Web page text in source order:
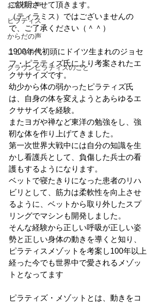
お客様の声
ピラティス
からだの声
こころの声
クラウンピラティスのこと
ご説明させて頂きます。
（ティラミス）ではございませんの
で、ご了承ください（＾＾）
1900年代初頭にドイツ生まれのジョセ
フ・ピラティズ氏により考案されたエ
クササイズです。
幼少から体の弱かったピラティズ氏
は、自身の体を変えようとあらゆるエ
クササイズを経験。
またヨガや禅など東洋の勉強をし、強
靭な体を作り上げてきました。
第一次世界大戦中には自分の知識を生
かし看護兵として、負傷した兵士の看
護もするようになります。
ベットで寝たきりになった患者のリハ
ビリとして、筋力は柔軟性を向上させ
るように、ベットから取り外したスプ
リングでマシンも開発しました。
そんな経験から正しい呼吸が正しい姿
勢と正しい身体の動きを導くと知り、
ピラティスメゾットを考案し100年以上
経った今でも世界中で愛されるメゾッ
トとなってます
ピラティズ・メゾットとは、動きをコ